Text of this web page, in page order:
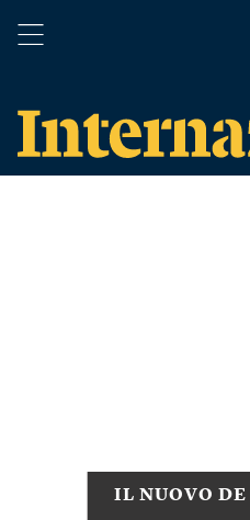
IL NUOVO DE